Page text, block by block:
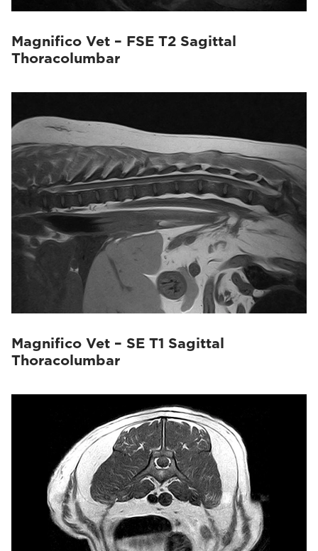
Magnifico Vet – FSE T2 Sagittal
Thoracolumbar
Magnifico Vet – SE T1 Sagittal
Thoracolumbar